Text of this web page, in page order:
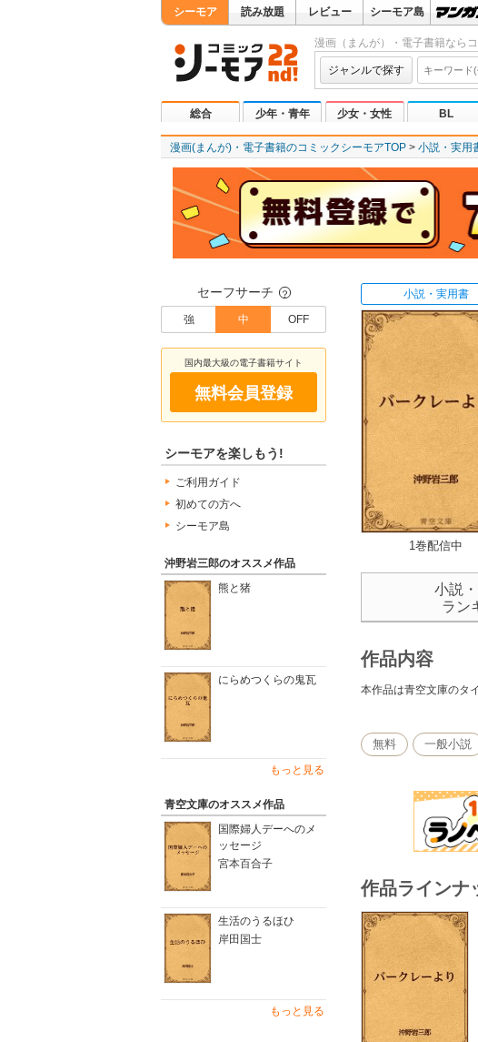
シーモア 読み放題 レビュー シーモア島
漫画（まんが）・電子書籍なら
ジャンルで探す
総合 少年・青年 少女・女性 BL
漫画(まんが)・電子書籍のコミックシーモアTOP 小説・実用
セーフサーチ ？
強 中 OFF
国内最大級の電子書籍サイト
無料会員登録
シーモアを楽しもう!
ご利用ガイド
初めての方へ
シーモア島
沖野岩三郎のオススメ作品
熊と猪
にらめつくらの鬼瓦
もっと見る
青空文庫のオススメ作品
国際婦人デーへのメ
ッセージ
宮本百合子
生活のうるほひ
岸田国士
もっと見る
小説・実用書
1巻配信中
小説
ラン
作品内容
本作品は青空文庫のタ
無料 一般小説
作品ライン